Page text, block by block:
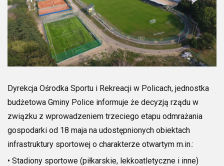
Dyrekcja Ośrodka Sportu i Rekreacji w Policach, jednostka
budżetowa Gminy Police informuje że decyzją rządu w
związku z wprowadzeniem trzeciego etapu odmrażania
gospodarki od 18 maja na udostępnionych obiektach
infrastruktury sportowej o charakterze otwartym m.in.:
• Stadiony sportowe (piłkarskie, lekkoatletyczne i inne)